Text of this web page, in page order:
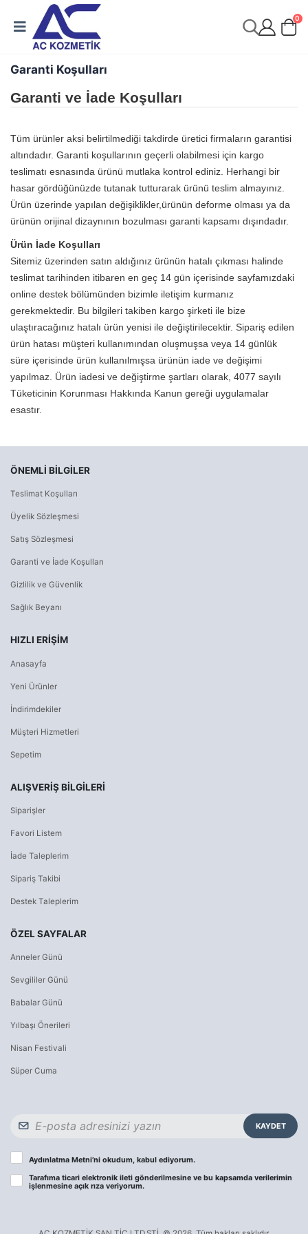
0
Garanti Koşulları
Garanti ve İade Koşulları
Tüm ürünler aksi belirtilmediği takdirde üretici firmaların garantisi
altındadır. Garanti koşullarının geçerli olabilmesi için kargo
teslimatı esnasında ürünü mutlaka kontrol ediniz. Herhangi bir
hasar gördüğünüzde tutanak tutturarak ürünü teslim almayınız.
Ürün üzerinde yapılan değişiklikler,ürünün deforme olması ya da
ürünün orijinal dizaynının bozulması garanti kapsamı dışındadır.
Ürün İade Koşulları
Sitemiz üzerinden satın aldığınız ürünün hatalı çıkması halinde
teslimat tarihinden itibaren en geç 14 gün içerisinde sayfamızdaki
online destek bölümünden bizimle iletişim kurmanız
gerekmektedir. Bu bilgileri takiben kargo şirketi ile bize
ulaştıracağınız hatalı ürün yenisi ile değiştirilecektir. Sipariş edilen
ürün hatası müşteri kullanımından oluşmuşsa veya 14 günlük
süre içerisinde ürün kullanılmışsa ürünün iade ve değişimi
yapılmaz. Ürün iadesi ve değiştirme şartları olarak, 4077 sayılı
Tüketicinin Korunması Hakkında Kanun gereği uygulamalar
esastır.
ÖNEMLI BILGILER
Teslimat Koşulları
Üyelik Sözleşmesi
Satış Sözleşmesi
Garanti ve İade Koşulları
Gizlilik ve Güvenlik
Sağlık Beyanı
HIZLI ERIŞIM
Anasayfa
Yeni Ürünler
İndirimdekiler
Müşteri Hizmetleri
Sepetim
ALIŞVERİŞ BİLGİLERİ
Siparişler
Favori Listem
İade Taleplerim
Sipariş Takibi
Destek Taleplerim
ÖZEL SAYFALAR
Anneler Günü
Sevgililer Günü
Babalar Günü
Yılbaşı Önerileri
Nisan Festivali
Süper Cuma
KAYDET
Aydınlatma Metni’ni okudum, kabul ediyorum.
Tarafıma ticari elektronik ileti gönderilmesine ve bu kapsamda verilerimin
işlenmesine açık rıza veriyorum.